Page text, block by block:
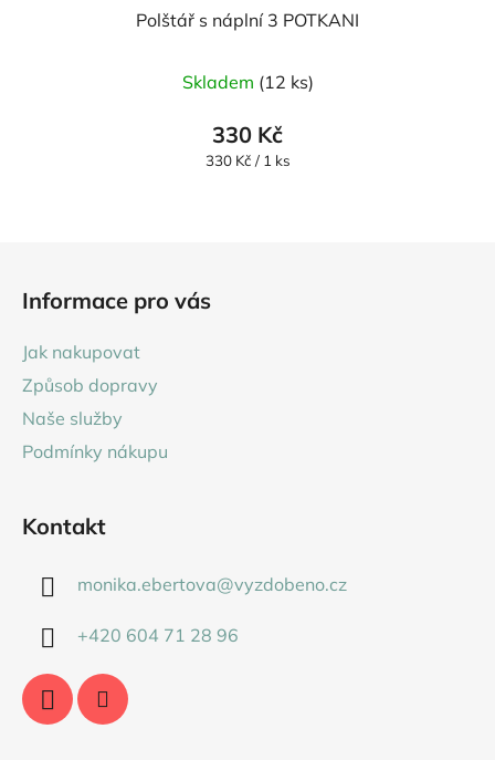
Polštář s náplní 3 POTKANI
hodnocení
produktu
je
Skladem (12 ks)
330 Kč
Měrná
330 Kč / 1 ks
Informace pro vás
Jak nakupovat
Způsob dopravy
Naše služby
Podmínky nákupu
Kontakt
monika.ebertova@vyzdobeno.cz
+420 604 71 28 96